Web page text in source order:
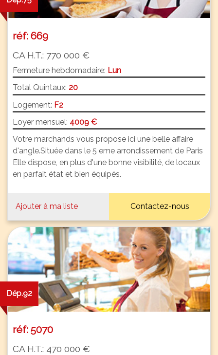
réf: 669
CA H.T.: 770 000 €
Fermeture hebdomadaire: Lun
Total Quintaux: 20
Logement: F2
Loyer mensuel: 4009 €
Votre marchands vous propose ici une belle affaire
d'angle.Située dans le 5 eme arrondissement de Paris
Elle dispose, en plus d'une bonne visibilité, de locaux
en parfait état et bien équipés.
Ajouter à ma liste Contactez-nous
Dép.92
réf: 5070
CA H.T.: 470 000 €